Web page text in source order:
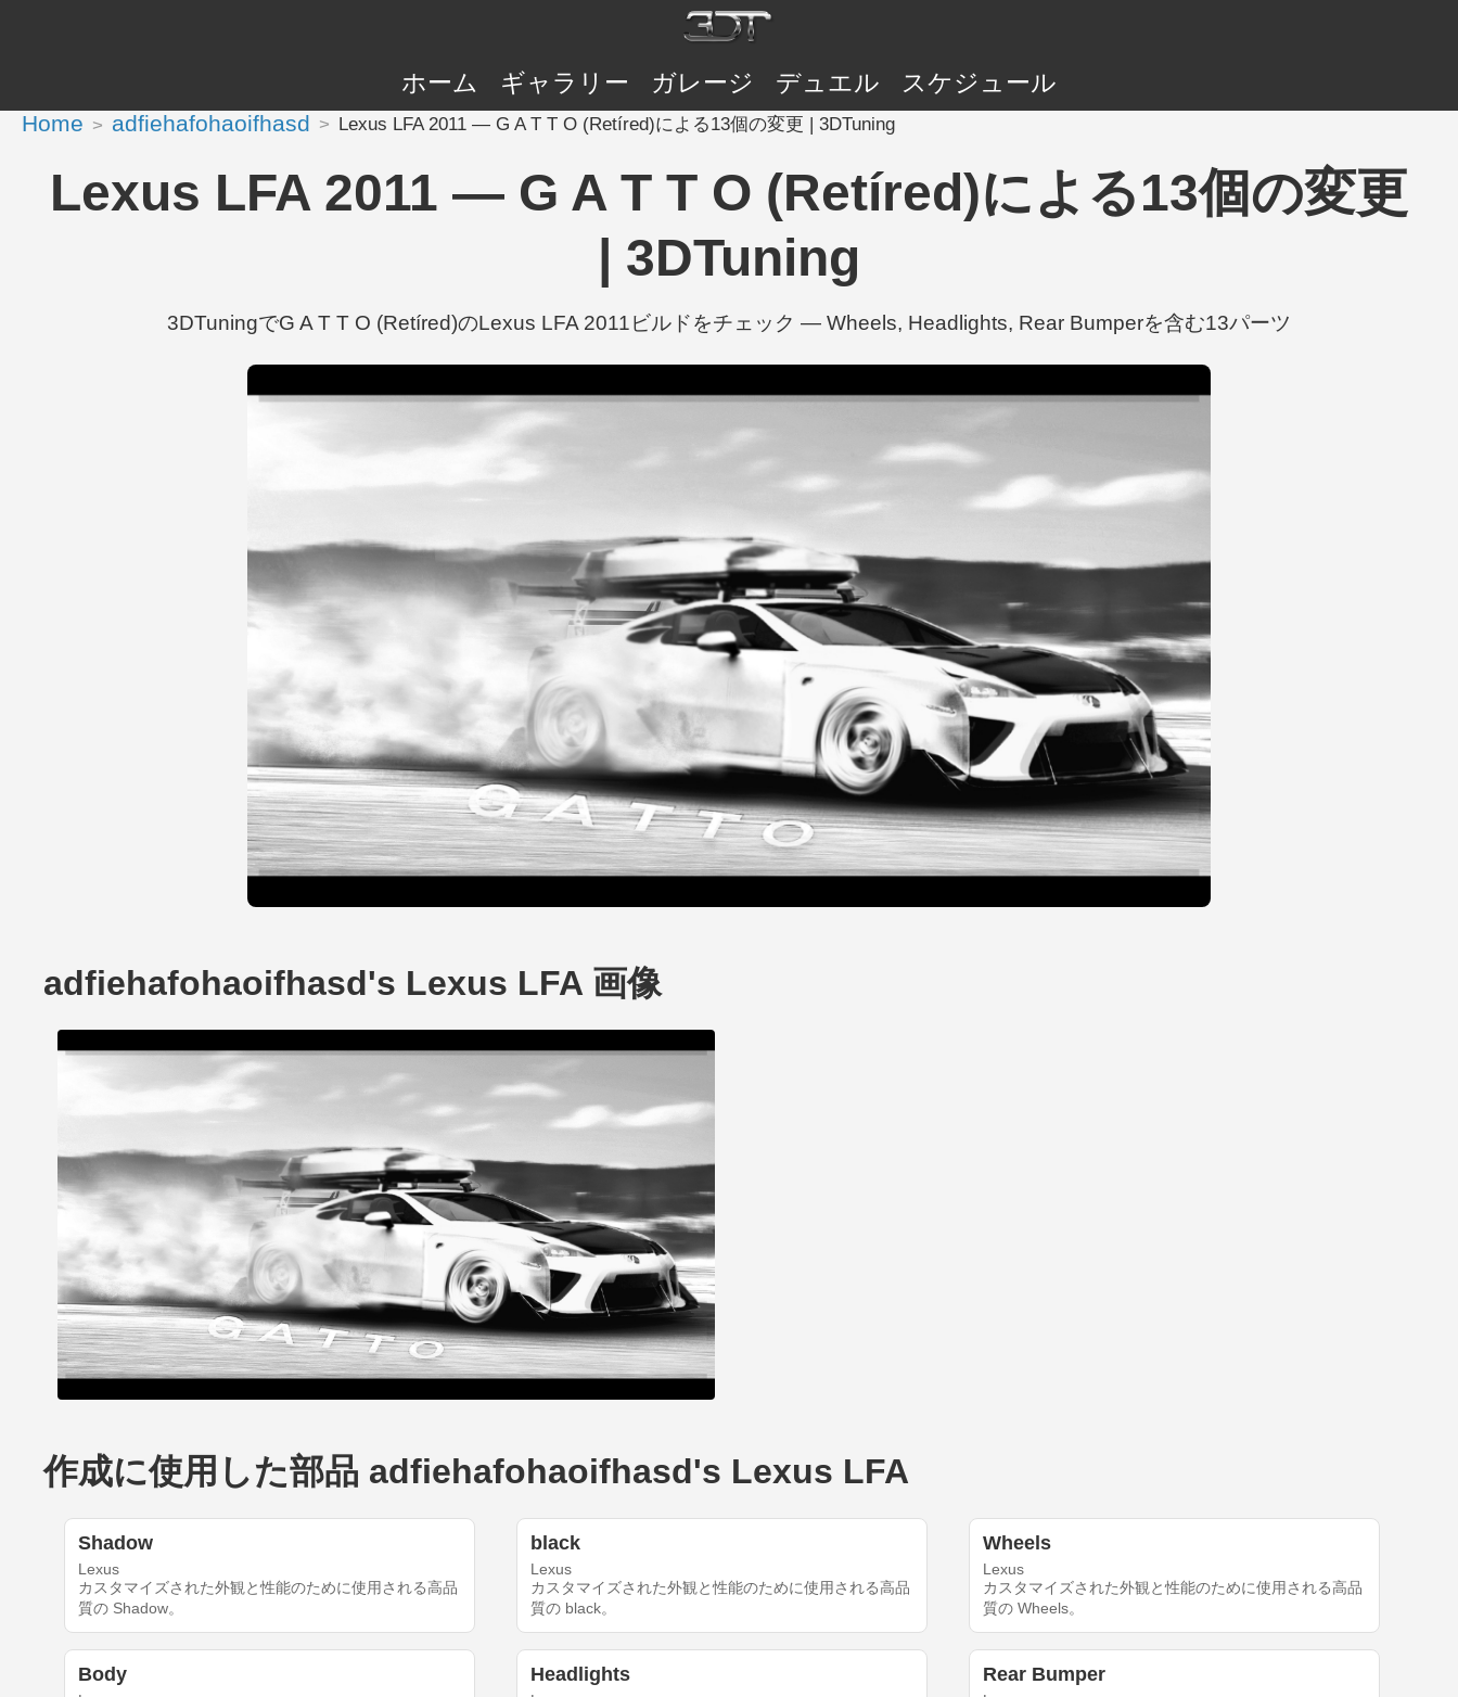
ホーム ギャラリー ガレージ デュエル スケジュール
Home adfiehafohaoifhasd Lexus LFA 2011 — G A T T O (Retíred)による13個の変更 | 3DTuning
Lexus LFA 2011 — G A T T O (Retíred)による13個の変更
| 3DTuning
3DTuningでG A T T O (Retíred)のLexus LFA 2011ビルドをチェック — Wheels, Headlights, Rear Bumperを含む13パーツ
adfiehafohaoifhasd's Lexus LFA 画像
作成に使用した部品 adfiehafohaoifhasd's Lexus LFA
Shadow
Lexus
カスタマイズされた外観と性能のために使用される高品
質の Shadow。
black
Lexus
カスタマイズされた外観と性能のために使用される高品
質の black。
Wheels
Lexus
カスタマイズされた外観と性能のために使用される高品
質の Wheels。
Body Headlights Rear Bumper